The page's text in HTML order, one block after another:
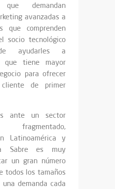
que demandan
avanzadas a
que comprenden
socio tecnológico
ayudarles a
que tiene mayor
para ofrecer
de primer
ante un sector
Latinoamérica y
Sabre es muy
un gran número
todos los tamaños
demanda cada